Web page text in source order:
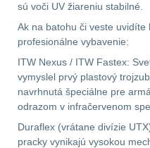
sú voči UV žiareniu stabilné.
Ak na batohu či veste
profesionálne vybavenie:
ITW Nexus / ITW Fastex:
vymyslel prvý plastový
navrhnutá špeciálne pre
odrazom v infračervenom
Duraflex (vrátane divízie
pracky vynikajú vysokou